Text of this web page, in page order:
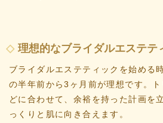
理想的なブライダルエステテ
ブライダルエステティックを始める
の半年前から3ヶ月前が理想です。
どに合わせて、余裕を持った計画を
っくりと肌に向き合えます。